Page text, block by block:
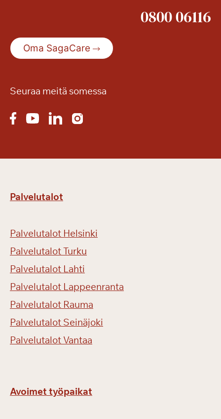
0800 06116
Oma SagaCare
Seuraa meitä somessa
Palvelutalot
Palvelutalot Helsinki
Palvelutalot Turku
Palvelutalot Lahti
Palvelutalot Lappeenranta
Palvelutalot Rauma
Palvelutalot Seinäjoki
Palvelutalot Vantaa
Avoimet työpaikat